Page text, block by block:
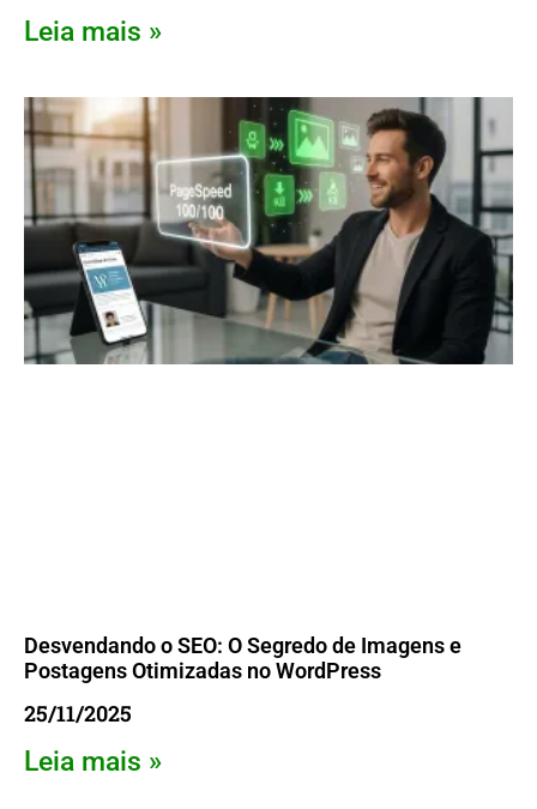
Leia mais »
Desvendando o SEO: O Segredo de Imagens e
Postagens Otimizadas no WordPress
25/11/2025
Leia mais »